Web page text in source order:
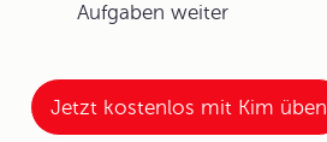
Aufgaben weiter
Jetzt kostenlos mit Kim üben